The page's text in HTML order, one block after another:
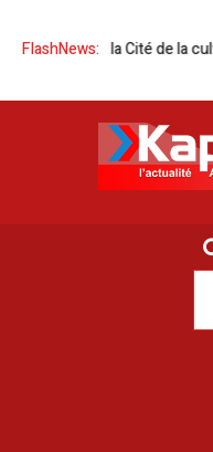
FlashNews:
la Cité de la culture de Tunis